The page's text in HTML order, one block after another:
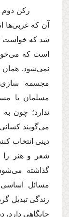
ركن دوم
آن كه غربى‌ها
شد كه خواست
است كه
نمى‌شود.
مجسمه سازى
مسلمان یا
ندارد؛ چون به
مى‌گویند
دینى انتخاب
شعر و هنر را
گذاشته
مسائل اساسى
زندگى تبدیل
جایگاهى